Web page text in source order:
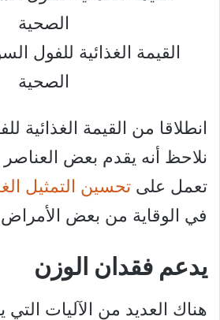
القيمة الغذائية للفول
الصحية
انطلاقا من القيمة الغذائية
نلاحظ أنه يقدم بعض العناصر
تعمل على تحسين التمثيل
في الوقاية من بعض
يدعم فقدان الوزن
هناك العديد من الآليات